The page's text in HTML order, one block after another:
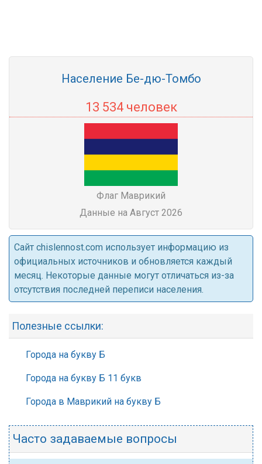
Население Бе-дю-Томбо
13 534 человек
Флаг Маврикий
Данные на Август 2026
Cайт chislennost.com использует информацию из
официальных источников и обновляется каждый
месяц. Некоторые данные могут отличаться из-за
отсутствия последней переписи населения.
Полезные ссылки:
Города на букву Б
Города на букву Б 11 букв
Города в Маврикий на букву Б
Часто задаваемые вопросы